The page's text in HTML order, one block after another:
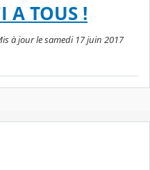
A TOUS !
à jour le samedi 17 juin 2017